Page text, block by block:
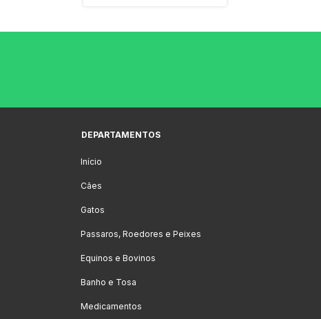
DEPARTAMENTOS
Início
Cães
Gatos
Passaros, Roedores e Peixes
Equinos e Bovinos
Banho e Tosa
Medicamentos